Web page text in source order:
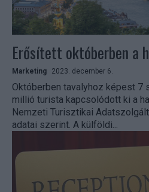
Erősített októberben a
Marketing 2023. december 6.
Októberben tavalyhoz képest 7
millió turista kapcsolódott ki a
Nemzeti Turisztikai
adatai szerint. A külföldi...